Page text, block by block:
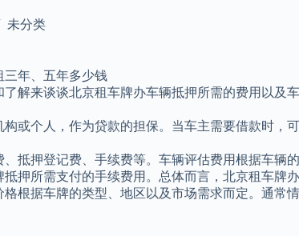
未分类
三年、五年多少钱
解来谈谈北京租车牌办车辆抵押所需的费用以及
或个人，作为贷款的担保。当车主需要借款时，
抵押登记费、手续费等。车辆评估费用根据车
押所需支付的手续费用。总体而言，北京租车牌
根据车牌的类型、地区以及市场需求而定。通